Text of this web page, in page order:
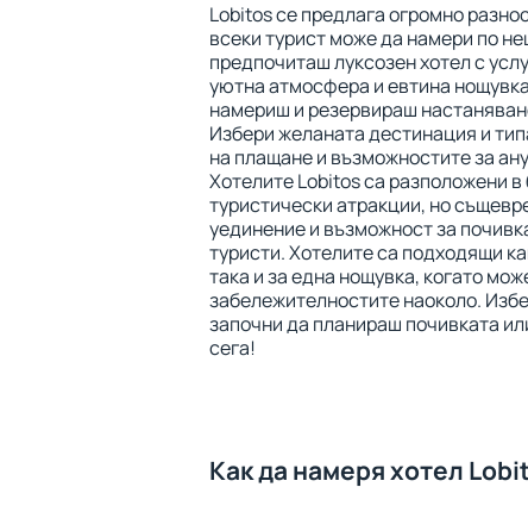
Lobitos се предлага огромно
всеки турист може да намери по
предпочиташ луксозен хотел с
уютна атмосфера и евтина
намериш и резервираш
Избери желаната дестинация и
на плащане и възможностите за
Хотелите Lobitos са разположени
туристически атракции, но
уединение и възможност за
туристи. Хотелите са подходящи
така и за една нощувка, когато
забележителностите наоколо.
започни да планираш почивката
сега!
Как да намеря хотел